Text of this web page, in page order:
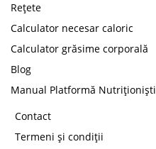
Rețete
Calculator necesar caloric
Calculator grăsime corporală
Blog
Manual Platformă Nutriționiști
Contact
Termeni și condiții